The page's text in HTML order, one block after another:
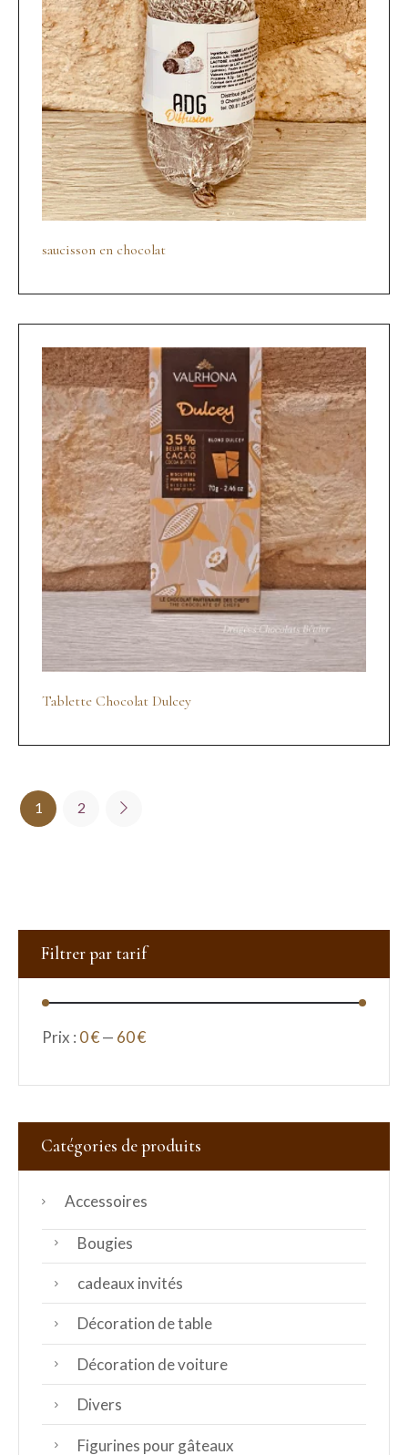
saucisson en chocolat
Tablette Chocolat Dulcey
1 2
Filtrer par tarif
Prix : 0 €— 60 €
Catégories de produits
Accessoires
Bougies
cadeaux invités
Décoration de table
Décoration de voiture
Divers
Figurines pour gâteaux